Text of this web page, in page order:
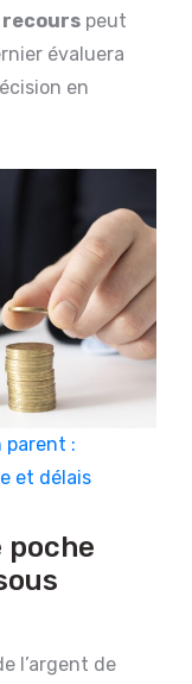
recours peut
évaluera
en
parent :
et délais
poche
l’argent de